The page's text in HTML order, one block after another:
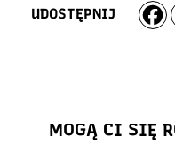
UDOSTĘPNIJ
MOGĄ CI SIĘ